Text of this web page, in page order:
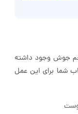
جوش وجود داشته
شما برای این عمل